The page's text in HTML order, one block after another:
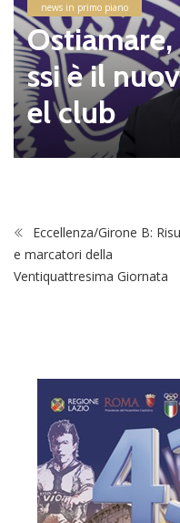
news in primo piano
ssi è il
el club
Eccellenza/Girone B:
e marcatori della
Ventiquattresima Giornata